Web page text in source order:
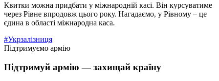
Квитки можна придбати у міжнародній касі. Він курсуватиме
через Рівне впродовж цього року. Нагадаємо, у Рівному – це
єдина в області міжнародна каса.
#Укрзалізниця
Підтримуємо армію
Підтримуй армію — захищай країну